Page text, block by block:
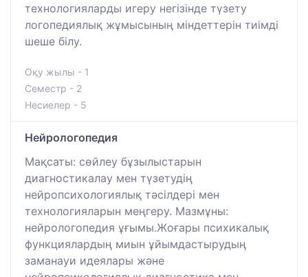
технологияларды игеру негізінде түзету
логопедиялық жұмысының міндеттерін тиімді
шеше білу.
Оқу жылы - 1
Семестр - 2
Несиелер - 5
Нейрологопедия
Мақсаты: сөйлеу бұзылыстарын
диагностикалау мен түзетудің
нейропсихологиялық тәсілдері мен
технологияларын меңгеру. Мазмұны:
нейрологопедия ұғымы.Жоғары психикалық
функциялардың миын ұйымдастырудың
заманауи идеялары және